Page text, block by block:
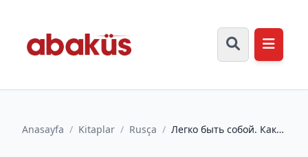
Anasayfa / Kitaplar / Rusça / Легко быть собой. Как